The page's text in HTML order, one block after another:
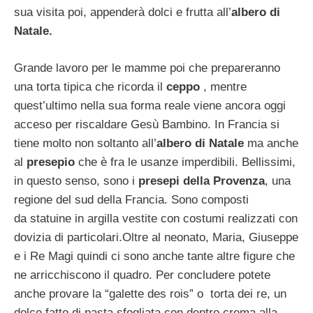
sua visita poi, appenderà dolci e frutta all’albero di
Natale.
Grande lavoro per le mamme poi che prepareranno
una torta tipica che ricorda il ceppo , mentre
quest’ultimo nella sua forma reale viene ancora oggi
acceso per riscaldare Gesù Bambino. In Francia si
tiene molto non soltanto all’albero di Natale ma anche
al presepio che è fra le usanze imperdibili. Bellissimi,
in questo senso, sono i presepi della Provenza, una
regione del sud della Francia. Sono composti
da statuine in argilla vestite con costumi realizzati con
dovizia di particolari.Oltre al neonato, Maria, Giuseppe
e i Re Magi quindi ci sono anche tante altre figure che
ne arricchiscono il quadro. Per concludere potete
anche provare la “galette des rois” o torta dei re, un